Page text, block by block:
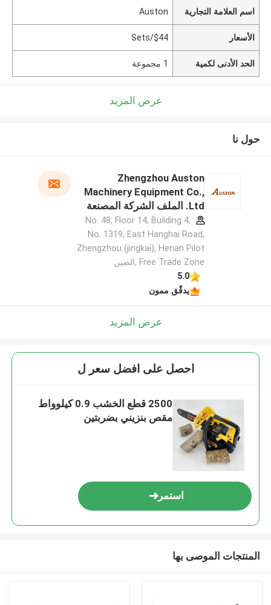
اسم العلامة التجارية Auston
الأسعار $44/Sets
الحد الأدنى لكمية 1 مجموعة
عرض المزيد
حول نا
Zhengzhou Auston
Machinery Equipment Co.,
Ltd. الملف الشركة المصنعة
No. 48, Floor 14, Building 4,
No. 1319, East Hanghai Road,
Zhengzhou (jingkai), Henan Pilot
Free Trade Zone ,الصين
5.0
يدقّق ممون
عرض المزيد
احصل على افضل سعر ل
2500 قطع الخشب 0.9 كيلوواط
مقص بنزيني بضربتين
استمر
المنتجات الموصى بها